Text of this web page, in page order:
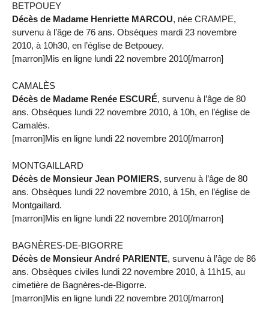
BETPOUEY
Décès de Madame Henriette MARCOU, née CRAMPE,
survenu à l’âge de 76 ans. Obsèques mardi 23 novembre
2010, à 10h30, en l’église de Betpouey.
[marron]Mis en ligne lundi 22 novembre 2010[/marron]
CAMALÈS
Décès de Madame Renée ESCURÉ, survenu à l’âge de 80
ans. Obsèques lundi 22 novembre 2010, à 10h, en l’église de
Camalès.
[marron]Mis en ligne lundi 22 novembre 2010[/marron]
MONTGAILLARD
Décès de Monsieur Jean POMIERS, survenu à l’âge de 80
ans. Obsèques lundi 22 novembre 2010, à 15h, en l’église de
Montgaillard.
[marron]Mis en ligne lundi 22 novembre 2010[/marron]
BAGNÈRES-DE-BIGORRE
Décès de Monsieur André PARIENTE, survenu à l’âge de 86
ans. Obsèques civiles lundi 22 novembre 2010, à 11h15, au
cimetière de Bagnères-de-Bigorre.
[marron]Mis en ligne lundi 22 novembre 2010[/marron]